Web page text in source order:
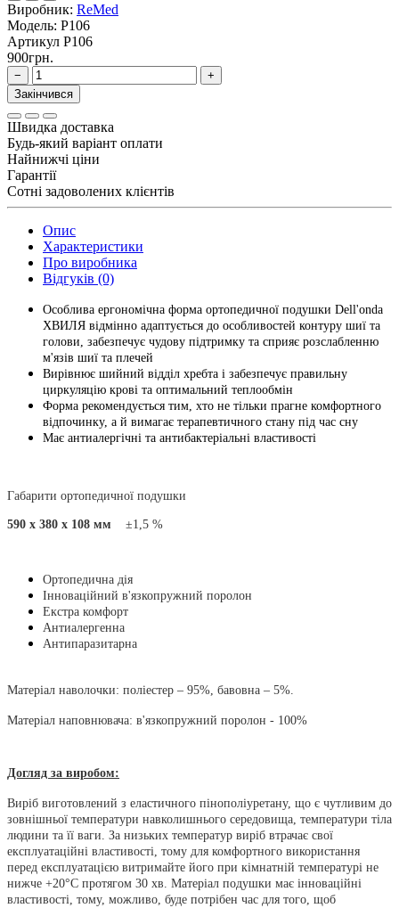
Виробник: ReMed
Модель: P106
Артикул P106
900грн.
−
+
Закінчився
Швидка доставка
Будь-який варіант оплати
Найнижчі ціни
Гарантії
Сотні задоволених клієнтів
Опис
Характеристики
Про виробника
Відгуків (0)
Особлива ергономічна форма ортопедичної подушки Dell'onda
ХВИЛЯ відмінно адаптується до особливостей контуру шиї та
голови, забезпечує чудову підтримку та сприяє розслабленню
м'язів шиї та плечей
Вирівнює шийний відділ хребта і забезпечує правильну
циркуляцію крові та оптимальний теплообмін
Форма рекомендується тим, хто не тільки прагне комфортного
відпочинку, а й вимагає терапевтичного стану під час сну
Має антиалергічні та антибактеріальні властивості
Габарити ортопедичної подушки
590 x 380 x 108 мм ±1,5 %
Ортопедична дія
Інноваційний в'язкопружний поролон
Екстра комфорт
Антиалергенна
Антипаразитарна
Матеріал наволочки: поліестер – 95%, бавовна – 5%.
Матеріал наповнювача: в'язкопружний поролон - 100%
Догляд за виробом:
Виріб виготовлений з еластичного пінополіуретану, що є чутливим до
зовнішньої температури навколишнього середовища, температури тіла
людини та її ваги. За низьких температур виріб втрачає свої
експлуатаційні властивості, тому для комфортного використання
перед експлуатацією витримайте його при кімнатній температурі не
нижче +20°С протягом 30 хв. Матеріал подушки має інноваційні
властивості, тому, можливо, буде потрібен час для того, щоб